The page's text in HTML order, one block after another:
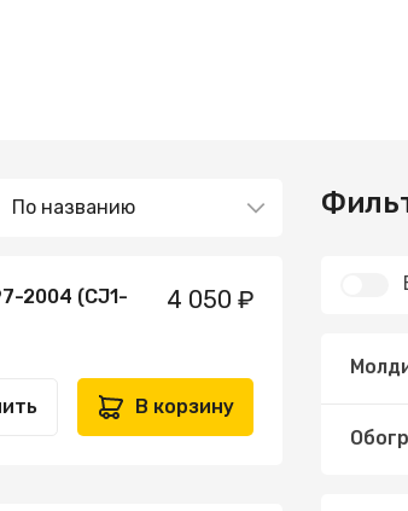
2004 (CJ1-
4 050 ₽
В корзину